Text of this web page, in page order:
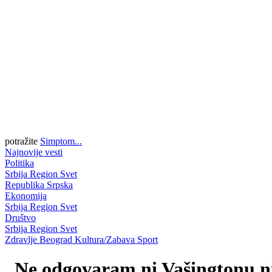
potražite Simptom...
Najnovije vesti
Politika
Srbija Region Svet
Republika Srpska
Ekonomija
Srbija Region Svet
Društvo
Srbija Region Svet
Zdravlje Beograd Kultura/Zabava Sport